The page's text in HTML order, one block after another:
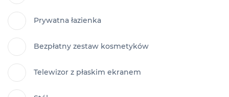
Prywatna łazienka
Bezpłatny zestaw kosmetyków
Telewizor z płaskim ekranem